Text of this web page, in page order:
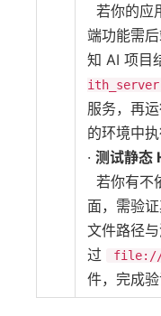
若你的应
端功能需
知 AI 项目
服务，再
的环境中执
· 测试静态
若你有不
面，需验
文件路径
过
件，完成验